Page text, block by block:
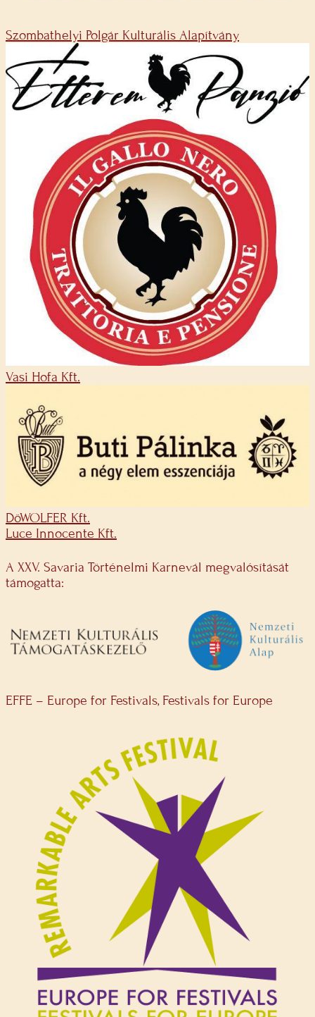
Szombathelyi Polgár Kulturális Alapítvány
Vasi Hofa Kft.
DöWOLFER Kft.
Luce Innocente Kft.
A XXV. Savaria Történelmi Karnevál megvalósítását
támogatta:
EFFE – Europe for Festivals, Festivals for Europe